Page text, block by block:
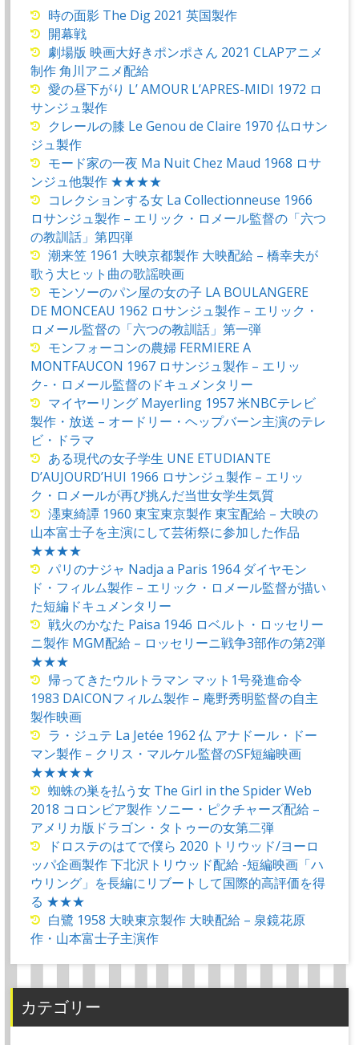
時の面影 The Dig 2021 英国製作
開幕戦
劇場版 映画大好きポンポさん 2021 CLAPアニメ
制作 角川アニメ配給
愛の昼下がり L’ AMOUR L’APRES-MIDI 1972 ロ
サンジュ製作
クレールの膝 Le Genou de Claire 1970 仏ロサン
ジュ製作
モード家の一夜 Ma Nuit Chez Maud 1968 ロサ
ンジュ他製作 ★★★★
コレクションする女 La Collectionneuse 1966
ロサンジュ製作 – エリック・ロメール監督の「六つ
の教訓話」第四弾
潮来笠 1961 大映京都製作 大映配給 – 橋幸夫が
歌う大ヒット曲の歌謡映画
モンソーのパン屋の女の子 LA BOULANGERE
DE MONCEAU 1962 ロサンジュ製作 – エリック・
ロメール監督の「六つの教訓話」第一弾
モンフォーコンの農婦 FERMIERE A
MONTFAUCON 1967 ロサンジュ製作 – エリッ
ク-・ロメール監督のドキュメンタリー
マイヤーリング Mayerling 1957 米NBCテレビ
製作・放送 – オードリー・ヘップバーン主演のテレ
ビ・ドラマ
ある現代の女子学生 UNE ETUDIANTE
D’AUJOURD’HUI 1966 ロサンジュ製作 – エリッ
ク・ロメールが再び挑んだ当世女学生気質
濹東綺譚 1960 東宝東京製作 東宝配給 – 大映の
山本富士子を主演にして芸術祭に参加した作品
★★★★
パリのナジャ Nadja a Paris 1964 ダイヤモン
ド・フィルム製作 – エリック・ロメール監督が描い
た短編ドキュメンタリー
戦火のかなた Paisa 1946 ロベルト・ロッセリー
ニ製作 MGM配給 – ロッセリーニ戦争3部作の第2弾
★★★
帰ってきたウルトラマン マット1号発進命令
1983 DAICONフィルム製作 – 庵野秀明監督の自主
製作映画
ラ・ジュテ La Jetée 1962 仏 アナドール・ドー
マン製作 – クリス・マルケル監督のSF短編映画
★★★★★
蜘蛛の巣を払う女 The Girl in the Spider Web
2018 コロンビア製作 ソニー・ピクチャーズ配給 –
アメリカ版ドラゴン・タトゥーの女第二弾
ドロステのはてで僕ら 2020 トリウッド/ヨーロ
ッパ企画製作 下北沢トリウッド配給 -短編映画「ハ
ウリング」を長編にリブートして国際的高評価を得
る ★★★
白鷺 1958 大映東京製作 大映配給 – 泉鏡花原
作・山本富士子主演作
カテゴリー